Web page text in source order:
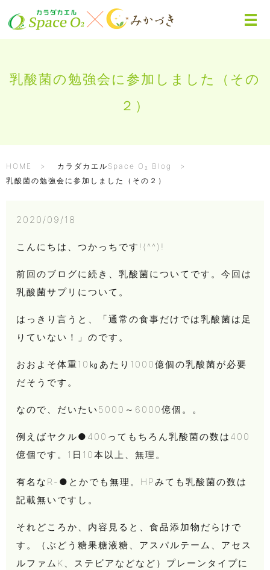
乳酸菌の勉強会に参加しました（その
２）
HOME
カラダカエルSpace O₂ Blog
乳酸菌の勉強会に参加しました（その２）
2020/09/18
こんにちは、つかっちです!(^^)!
前回のブログに続き、乳酸菌についてです。今回は
乳酸菌サプリについて。
はっきり言うと、「通常の食事だけでは乳酸菌は足
りていない！」のです。
おおよそ体重10㎏あたり1000億個の乳酸菌が必要
だそうです。
なので、だいたい5000～6000億個。。
例えばヤクル●400ってもちろん乳酸菌の数は400
億個です。1日10本以上、無理。
有名なR-●とかでも無理。HPみても乳酸菌の数は
記載無いですし。
それどころか、内容見ると、食品添加物だらけで
す。（ぶどう糖果糖液糖、アスパルテーム、アセス
ルファムK、ステビアなどなど）プレーンタイプに